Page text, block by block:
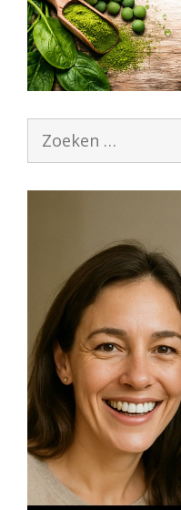
Zoek